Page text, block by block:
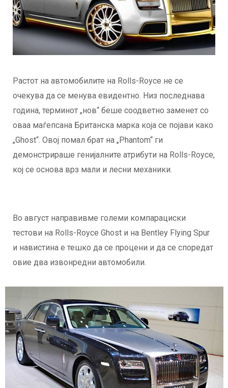
Растот на автомобилите на Rolls-Royce не се
очекува да се менува евидентно. Низ последнава
година, терминот „нов“ беше соодветно заменет со
оваа маѓепсана Британска марка која се појави како
„Ghost“. Овој помал брат на „Phantom“ ги
демонстрираше генијалните атрибути на Rolls-Royce,
кој се основа врз мали и лесни механики.
Во август направивме големи компарациски
тестови на Rolls-Royce Ghost и на Bentley Flying Spur
и навистина е тешко да се процени и да се споредат
овие два извонредни автомобили.